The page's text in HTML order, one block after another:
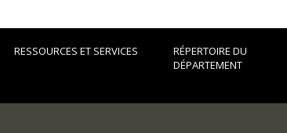
RESSOURCES ET SERVICES
RÉPERTOIRE DU
DÉPARTEMENT